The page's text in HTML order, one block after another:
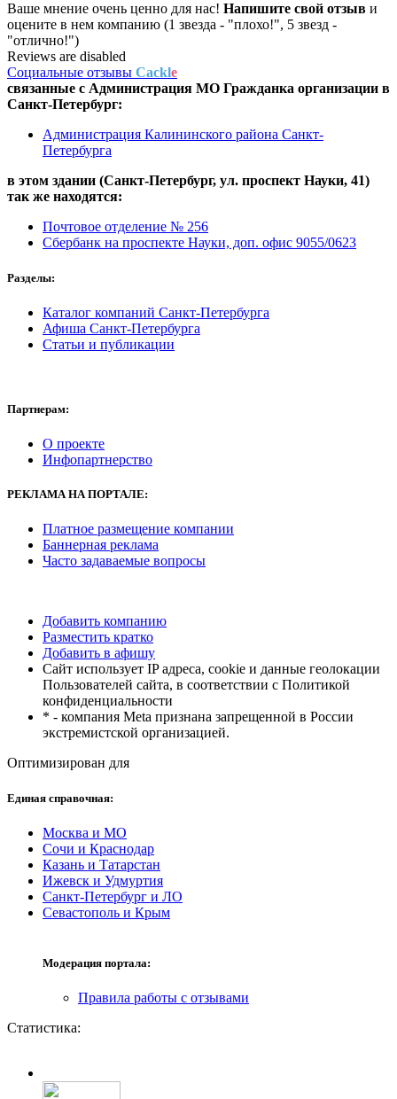
Ваше мнение очень ценно для нас! Напишите свой отзыв и
оцените в нем компанию (1 звезда - "плохо!", 5 звезд -
"отлично!")
Reviews are disabled
Социальные отзывы Cackle
связанные с Администрация МО Гражданка организации в
Санкт-Петербург:
Администрация Калининского района Санкт-
Петербурга
в этом здании (Санкт-Петербург, ул. проспект Науки, 41)
так же находятся:
Почтовое отделение № 256
Сбербанк на проспекте Науки, доп. офис 9055/0623
Разделы:
Каталог компаний Санкт-Петербурга
Афиша Санкт-Петербурга
Статьи и публикации
Партнерам:
О проекте
Инфопартнерство
РЕКЛАМАНА ПОРТАЛЕ:
Платное размещение компании
Баннерная реклама
Часто задаваемые вопросы
Добавить компанию
Разместить кратко
Добавить в афишу
Сайт использует IP адреса, cookie и данные геолокации
Пользователей сайта, в соответствии с Политикой
конфиденциальности
* - компания Meta признана запрещенной в России
экстремистской организацией.
Оптимизирован для
Единая справочная:
Москва и МО
Сочи и Краснодар
Казань и Татарстан
Ижевск и Удмуртия
Санкт-Петербург и ЛО
Севастополь и Крым
Модерация портала:
Правила работы с отзывами
Статистика: